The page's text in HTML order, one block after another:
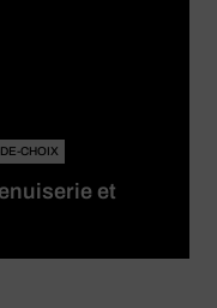
CHOIX
et